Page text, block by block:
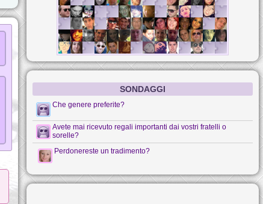
SONDAGGI
Che genere preferite?
Avete mai ricevuto regali importanti dai vostri fratelli o
sorelle?
Perdonereste un tradimento?